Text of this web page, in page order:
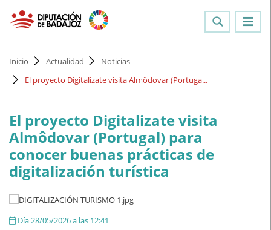
Inicio Actualidad
Noticias
El proyecto Digitalizate visita Almôdovar (Portuga...
El proyecto Digitalizate visita
Almôdovar (Portugal) para
conocer buenas prácticas de
digitalización turística
Día 28/05/2026 a las 12:41